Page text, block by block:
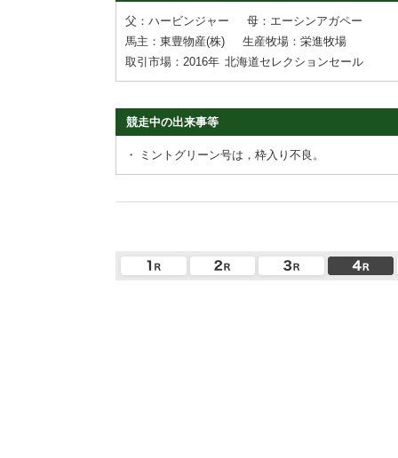
父：ハービンジャー
母：エーシンアガペー
馬主：東豊物産(株)
生産牧場：栄進牧場
取引市場：2016年 北海道セレクションセール
競走中の出来事等
・ ミントグリーン号は，枠入り不良。